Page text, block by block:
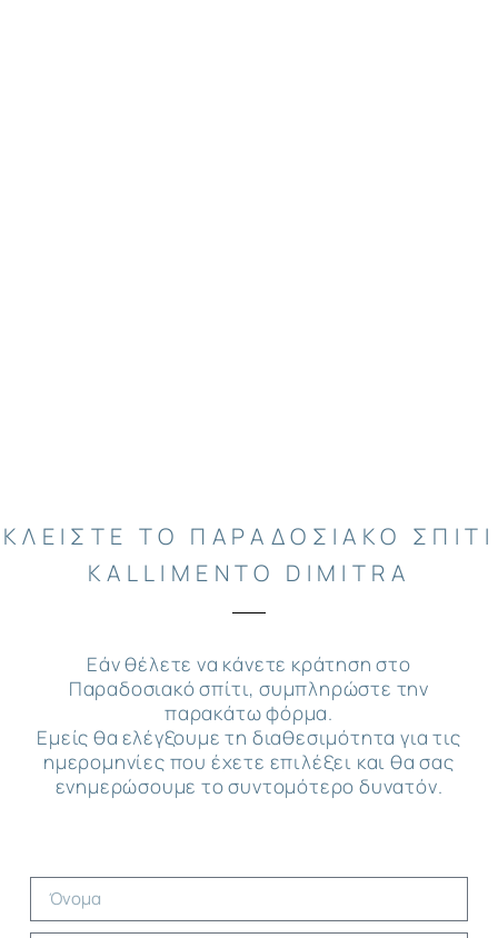
ΚΛΕΙΣΤΕ ΤΟ ΠΑΡΑΔΟΣΙΑΚΟ ΣΠΙΤΙ
KALLIMENTO DIMITRA
Εάν θέλετε να κάνετε κράτηση στο
Παραδοσιακό σπίτι, συμπληρώστε την
παρακάτω φόρμα.
Εμείς θα ελέγξουμε τη διαθεσιμότητα για τις
ημερομηνίες που έχετε επιλέξει και θα σας
ενημερώσουμε το συντομότερο δυνατόν.